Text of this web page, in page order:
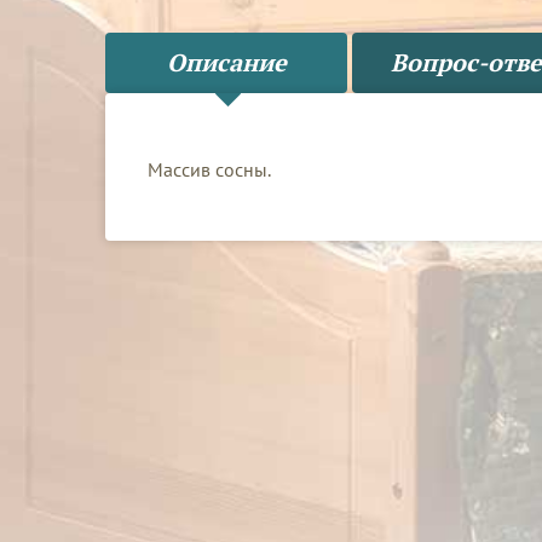
Описание Вопрос-
Массив сосны.